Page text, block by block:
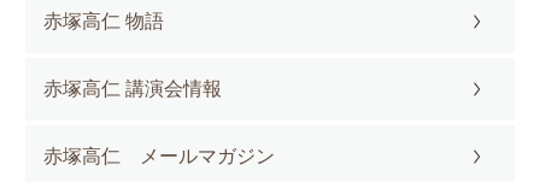
赤塚高仁 物語
赤塚高仁 講演会情報
赤塚高仁 メールマガジン